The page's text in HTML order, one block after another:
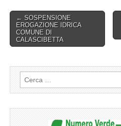
Post
navigation
← SOSPENSIONE
EROGAZIONE IDRICA
COMUNE DI
CALASCIBETTA
Ricerca
per: